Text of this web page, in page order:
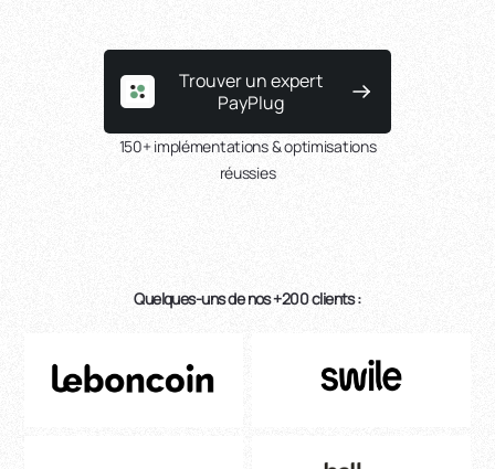
Trouver un expert
PayPlug
150+ implémentations & optimisations
réussies
Quelques-uns de nos +200 clients :